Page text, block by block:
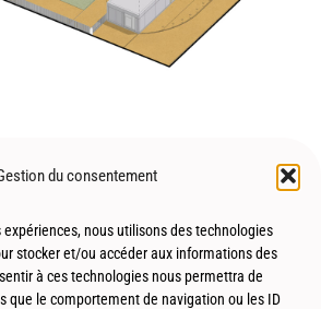
du consentement
nous utilisons des technologies
stocker et/ou accéder aux informations des
à ces technologies nous permettra de
que le comportement de navigation ou les ID